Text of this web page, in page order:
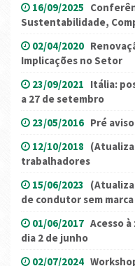
16/09/2025
Sustentabilidade,
02/04/2020
Implicações no Setor
23/09/2021 Itália:
a 27 de setembro
23/05/2016 Pré
12/10/2018
trabalhadores
15/06/2023
de condutor sem
01/06/2017 Acesso
dia 2 de junho
02/07/2024